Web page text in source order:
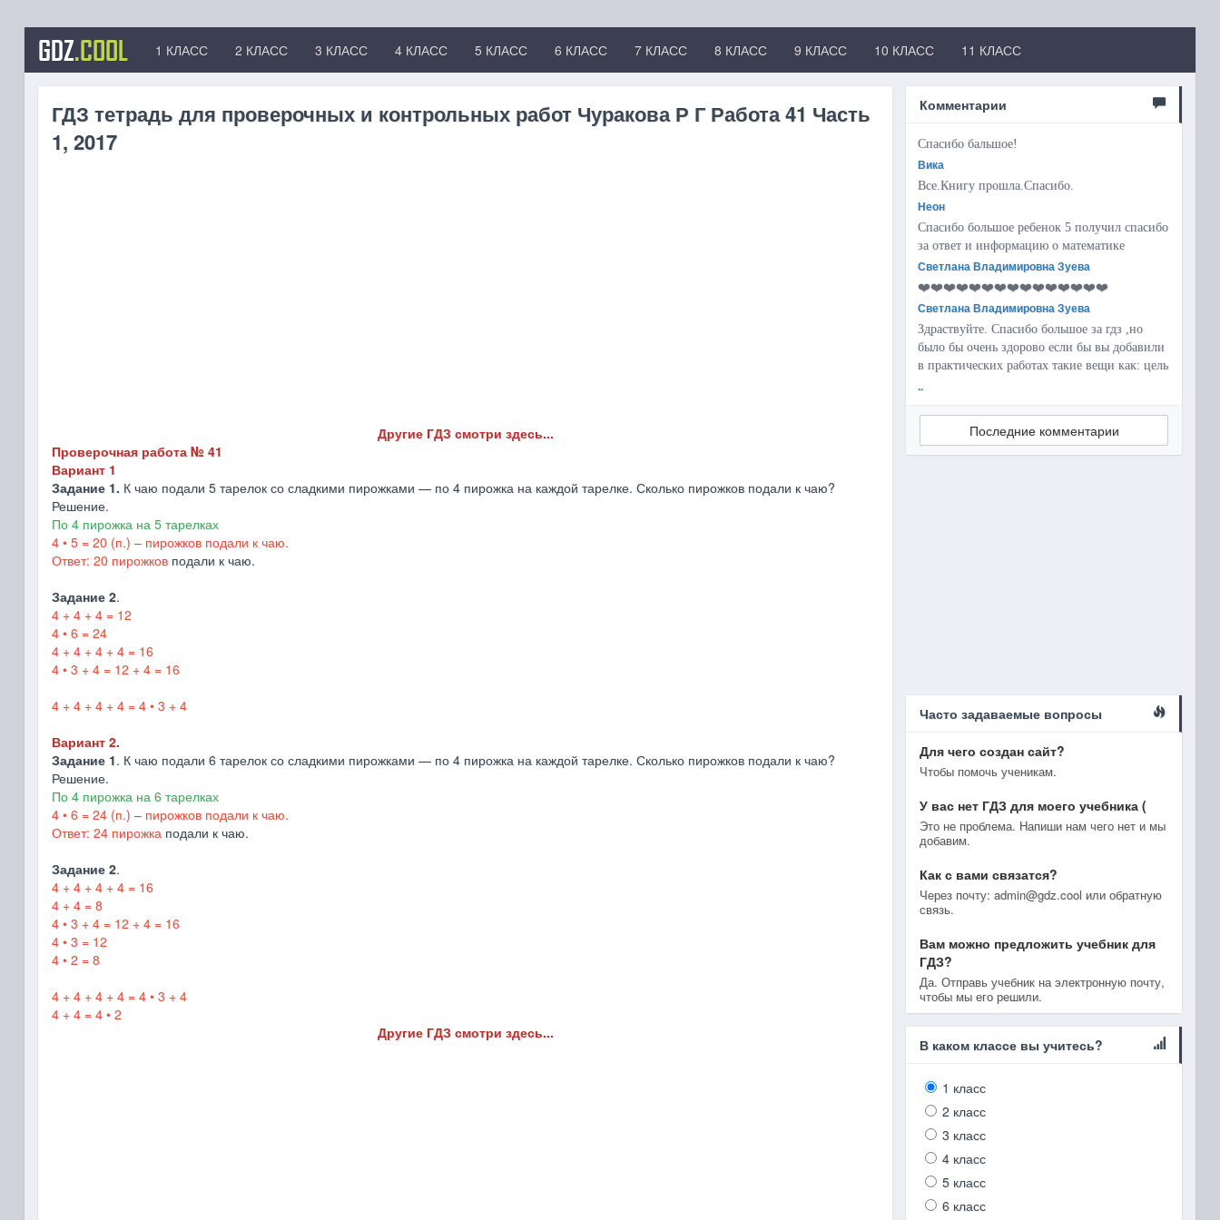
GDZ.COOL 1 КЛАСС 2 КЛАСС 3 КЛАСС 4 КЛАСС 5 КЛАСС 6 КЛАСС 7 КЛАСС 8 КЛАСС 9 КЛАСС 10 КЛАСС 11 КЛАСС
ГДЗ тетрадь для проверочных и контрольных работ Чуракова Р Г Работа 41 Часть
1, 2017
Другие ГДЗ смотри здесь...
Проверочная работа № 41
Вариант 1
Задание 1. К чаю подали 5 тарелок со сладкими пирожками — по 4 пирожка на каждой тарелке. Сколько пирожков подали к чаю?
Решение.
По 4 пирожка на 5 тарелках
4 • 5 = 20 (п.) – пирожков подали к чаю.
Ответ: 20 пирожковподали к чаю.
Задание 2.
4 + 4 + 4 = 12
4 • 6 = 24
4 + 4 + 4 + 4 = 16
4 • 3 + 4 = 12 + 4 = 16
4 + 4 + 4 + 4 = 4 • 3 + 4
Вариант 2.
Задание 1. К чаю подали 6 тарелок со сладкими пирожками — по 4 пирожка на каждой тарелке. Сколько пирожков подали к чаю?
Решение.
По 4 пирожка на 6 тарелках
4 • 6 = 24 (п.) – пирожков подали к чаю.
Ответ: 24 пирожкаподали к чаю.
Задание 2.
4 + 4 + 4 + 4 = 16
4 + 4 = 8
4 • 3 + 4 = 12 + 4 = 16
4 • 3 = 12
4 • 2 = 8
4 + 4 + 4 + 4 = 4 • 3 + 4
4 + 4 = 4 • 2
Другие ГДЗ смотри здесь...
Комментарии
Спасибо бальшое!
Вика
Все.Книгу прошла.Спасибо.
Неон
Спасибо большое ребенок 5 получил спасибо
за ответ и информацию о математике
Светлана Владимировна Зуева
❤️❤️❤️❤️❤️❤️❤️❤️❤️❤️❤️❤️❤️❤️❤️
Светлана Владимировна Зуева
Здраствуйте. Спасибо большое за гдз ,но
было бы очень здорово если бы вы добавили
в практических работах такие вещи как: цель
..
Последние комментарии
Часто задаваемые вопросы
Для чего создан сайт?
Чтобы помочь ученикам.
У вас нет ГДЗ для моего учебника (
Это не проблема. Напиши нам чего нет и мы
добавим.
Как с вами связатся?
Через почту: admin@gdz.cool или обратную
связь.
Вам можно предложить учебник для
ГДЗ?
Да. Отправь учебник на электронную почту,
чтобы мы его решили.
В каком классе вы учитесь?
1 класс
2 класс
3 класс
4 класс
5 класс
6 класс